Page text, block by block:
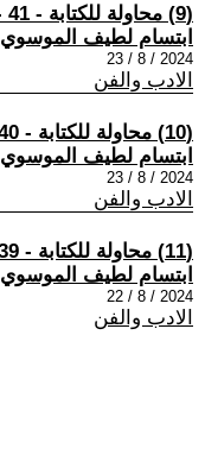
(9) محاولة للكتابة - 41 -
ابتسام لطيف الموسوي
2024 / 8 / 23
الادب والفن
(10) محاولة للكتابة - 40 -
ابتسام لطيف الموسوي
2024 / 8 / 23
الادب والفن
(11) محاولة للكتابة - 39-
ابتسام لطيف الموسوي
2024 / 8 / 22
الادب والفن